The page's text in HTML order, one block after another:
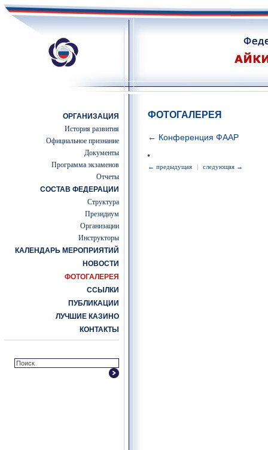
ОРГАНИЗАЦИЯ
История развития
Официальное признание
Документы
Программа экзаменов
Отчеты
СОСТАВ ФЕДЕРАЦИИ
Структура
Президиум
Организации
Инструкторы
КАЛЕНДАРЬ МЕРОПРИЯТИЙ
НОВОСТИ
ФОТОГАЛЕРЕЯ
ССЫЛКИ
ПУБЛИКАЦИИ
ЛУЧШИЕ КАЗИНО
КОНТАКТЫ
ФОТОГАЛЕРЕЯ
← Конференция ФААР
← предыдущая | следующая →